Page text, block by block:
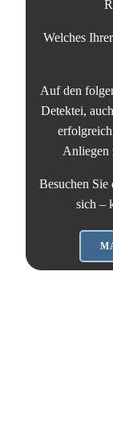
Welches
Auf den
Detektei,
Anliegen
Besuchen
sich –